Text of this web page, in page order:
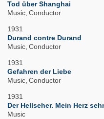
Tod über Shanghai
Music Conductor
1931
Durand contre Durand
Music Conductor
1931
Gefahren der Liebe
Music Conductor
1931
Der Hellseher. Mein Herz
Music